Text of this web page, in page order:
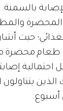
بالسمنة.
المحضرة
حيث
احتمالية
أولئك الذين
أسبوع.